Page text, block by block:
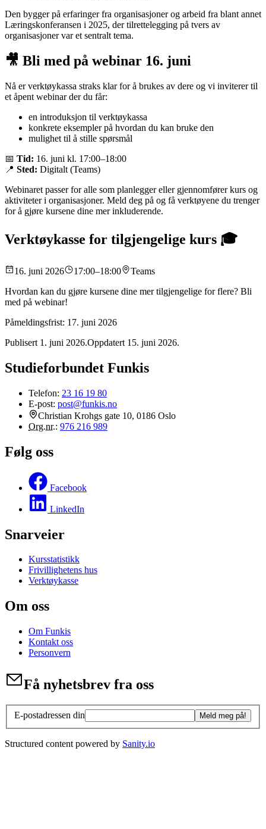
Den bygger på erfaringer fra organisasjoner og arbeid fra blant annet
Læringskonferansen i 2025, der tilrettelegging på tvers av
organisasjoner var et sentralt tema.
🎥 Bli med på webinar 16. juni
Nå er verktøykassa straks klar for å brukes av dere og vi inviterer til
et åpent webinar der du får:
en introduksjon til verktøykassa
konkrete eksempler på hvordan du kan bruke den
mulighet til å stille spørsmål
📅 Tid: 16. juni kl. 17:00–18:00
📍 Sted: Digitalt (Teams)
Webinaret passer for alle som planlegger eller gjennomfører kurs og
aktiviteter i organisasjoner. Meld deg på og få verktøyene du trenger
for å gjøre kursene dine mer inkluderende.
Verktøykasse for tilgjengelige kurs 🎓
16. juni 2026 17:00–18:00
Teams
Hvordan kan du gjøre kursene dine mer tilgjengelige for flere? Bli
med på webinar!
Påmeldingsfrist: 17. juni 2026
Publisert 1. juni 2026.Oppdatert 15. juni 2026.
Studieforbundet Funkis
Telefon: 23 16 19 80
E-post: post@funkis.no
Christian Krohgs gate 10, 0186 Oslo
Org.nr.: 976 216 989
Følg oss
Facebook
LinkedIn
Snarveier
Kursstatistikk
Frivillighetens hus
Verktøykasse
Om oss
Om Funkis
Kontakt oss
Personvern
Få nyhetsbrev fra oss
E-postadressen din Meld meg på!
Structured content powered by Sanity.io